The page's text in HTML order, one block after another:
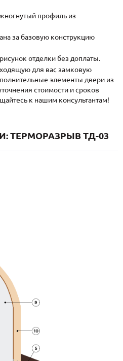
РАСЧЕТ
Как купить
на замер
профиль из
за базовую конструкцию
отделки без доплаты.
для вас замковую
элементы двери из
стоимости и сроков
к нашим консультантам!
ТЕРМОРАЗРЫВ ТД-03